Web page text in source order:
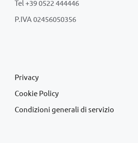
Tel +39 0522 444446
P.IVA 02456050356
Privacy
Cookie Policy
Condizioni generali di servizio